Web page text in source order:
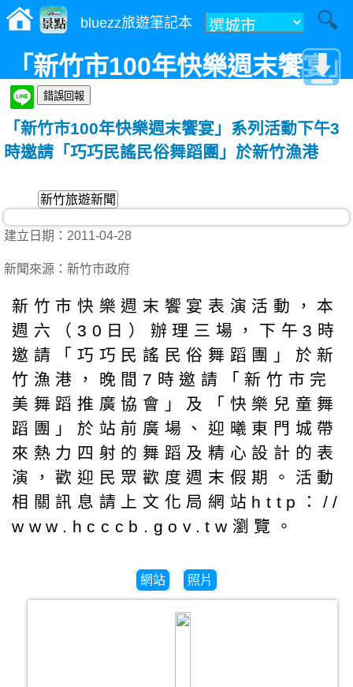
bluezz旅遊筆記本
「新竹市100年快樂週末饗宴」
系列活動下午3時邀請「巧巧民
謠民俗舞蹈團」於新竹漁港
「新竹市100年快樂週末饗宴」系列活動下午3
時邀請「巧巧民謠民俗舞蹈團」於新竹漁港
新竹旅遊新聞
建立日期：2011-04-28
新聞來源：新竹市政府
新竹市快樂週末饗宴表演活動，本
週六（30日）辦理三場，下午3時
邀請「巧巧民謠民俗舞蹈團」於新
竹漁港，晚間7時邀請「新竹市完
美舞蹈推廣協會」及「快樂兒童舞
蹈團」於站前廣場、迎曦東門城帶
來熱力四射的舞蹈及精心設計的表
演，歡迎民眾歡度週末假期。活動
相關訊息請上文化局網站http：//
www.hcccb.gov.tw瀏覽。
網站 照片